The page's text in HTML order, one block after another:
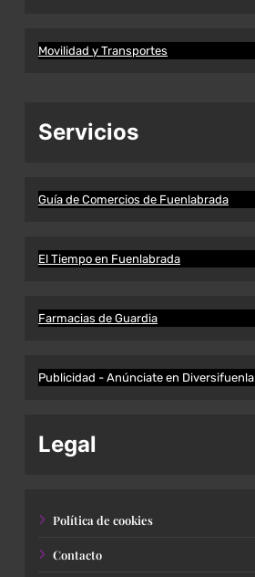
Movilidad y Transportes
Servicios
Guía de Comercios de Fuenlabrada
El Tiempo en Fuenlabrada
Farmacias de Guardia
Publicidad - Anúnciate en Diversifuenla
Legal
Política de cookies
Contacto